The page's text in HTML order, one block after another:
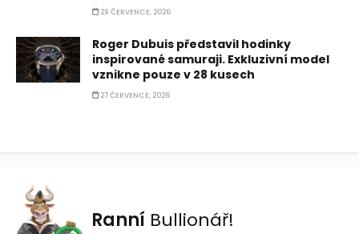
29 ČERVENCE, 2026
Roger Dubuis představil hodinky
inspirované samuraji. Exkluzivní model
vznikne pouze v 28 kusech
27 ČERVENCE, 2026
Ranní Bullionář!